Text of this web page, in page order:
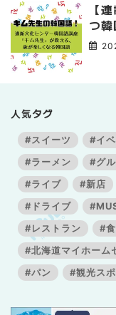
【
つ
3】
人気タグ
#スイーツ #イ
#ラーメン
#グ
#ライブ
#新店
#ドライブ
#レストラン
#
#北海道マイホーム
#パン
#観光ス